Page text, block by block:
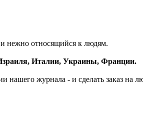
нежно относящийся к людям.
Италии, Украины, Франции.
нашего журнала - и сделать заказ на